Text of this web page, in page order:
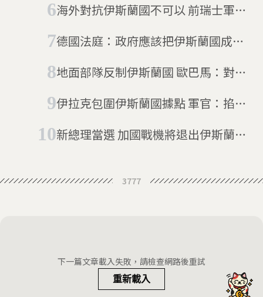
海外對抗伊斯蘭國不可以 前瑞士軍人
德國法庭：政府應該把伊斯蘭國成員
地面部隊反制伊斯蘭國 歐巴馬：對抗
伊拉克包圍伊斯蘭國據點 軍官：掐住
新總理當選 加國戰機將退出伊斯蘭國
3777
下一篇文章載入失敗，請檢查網路後重試
重新載入